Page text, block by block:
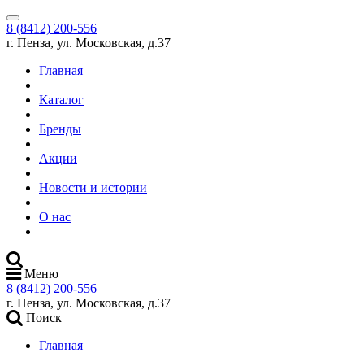
8 (8412) 200-556
г. Пенза, ул. Московская, д.37
Главная
Каталог
Бренды
Акции
Новости и истории
О нас
Меню
8 (8412) 200-556
г. Пенза, ул. Московская, д.37
Поиск
Главная